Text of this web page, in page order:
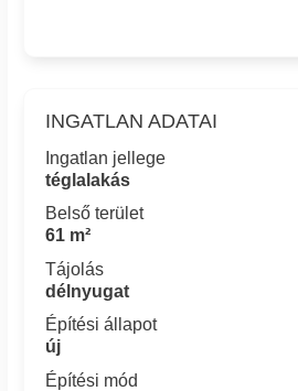
INGATLAN ADATAI
Ingatlan jellege
téglalakás
Belső terület
61 m²
Tájolás
délnyugat
Építési állapot
új
Építési mód